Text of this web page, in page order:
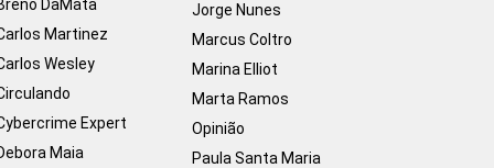
DaMata
Martinez
Wesley
Expert
Maia
Jorge Nunes
Marcus Coltro
Marina Elliot
Marta Ramos
Opinião
Paula Santa Maria